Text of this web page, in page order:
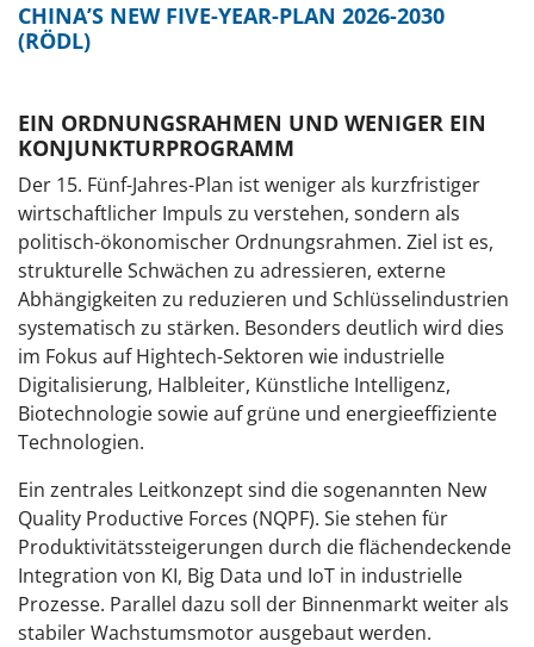
CHINA’S NEW FIVE-YEAR-PLAN 2026-2030
(RÖDL)
EIN ORDNUNGSRAHMEN UND WENIGER EIN
KONJUNKTURPROGRAMM
Der 15. Fünf-Jahres-Plan ist weniger als kurzfristiger
wirtschaftlicher Impuls zu verstehen, sondern als
politisch-ökonomischer Ordnungsrahmen. Ziel ist es,
strukturelle Schwächen zu adressieren, externe
Abhängigkeiten zu reduzieren und Schlüsselindustrien
systematisch zu stärken. Besonders deutlich wird dies
im Fokus auf Hightech-Sektoren wie industrielle
Digitalisierung, Halbleiter, Künstliche Intelligenz,
Biotechnologie sowie auf grüne und energieeffiziente
Technologien.
Ein zentrales Leitkonzept sind die sogenannten New
Quality Productive Forces (NQPF). Sie stehen für
Produktivitätssteigerungen durch die flächendeckende
Integration von KI, Big Data und IoT in industrielle
Prozesse. Parallel dazu soll der Binnenmarkt weiter als
stabiler Wachstumsmotor ausgebaut werden.